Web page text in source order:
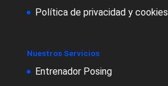
Política de privacidad y cookies
Nuestros Servicios
Entrenador Posing